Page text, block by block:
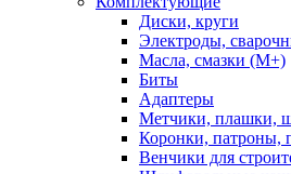
Диски, круги
Электроды,
Масла, смазки (М+)
Биты
Адаптеры
Метчики, плашки,
Коронки, патроны,
Венчики для